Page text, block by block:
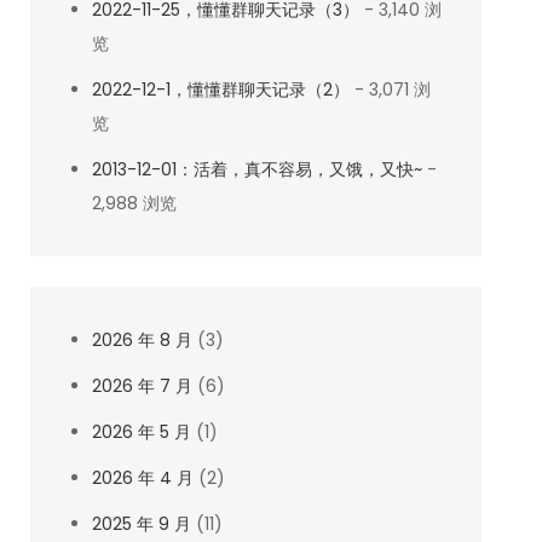
2022-11-25，懂懂群聊天记录（3）
- 3,140 浏
览
2022-12-1，懂懂群聊天记录（2）
- 3,071 浏
览
2013-12-01：活着，真不容易，又饿，又快~-
2,988 浏览
2026 年 8 月 (3)
2026 年 7 月 (6)
2026 年 5 月 (1)
2026 年 4 月 (2)
2025 年 9 月 (11)